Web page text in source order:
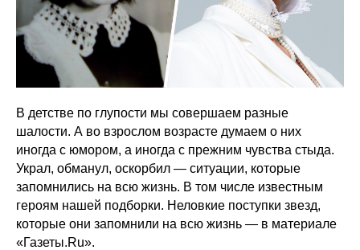
В детстве по глупости мы совершаем разные
шалости. А во взрослом возрасте думаем о них
иногда с юмором, а иногда с прежним чувства стыда.
Украл, обманул, оскорбил — ситуации, которые
запомнились на всю жизнь. В том числе известным
героям нашей подборки. Неловкие поступки звезд,
которые они запомнили на всю жизнь — в материале
«Газеты.Ru».